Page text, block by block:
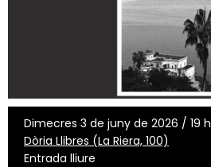
Dimecres 3 de juny de 2026 / 19 h
Dòria Llibres (La Riera, 100)
Entrada lliure